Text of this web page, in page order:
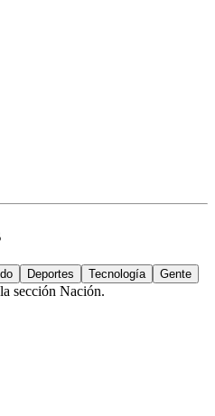
Deportes Tecnología Gente
sección Nación.